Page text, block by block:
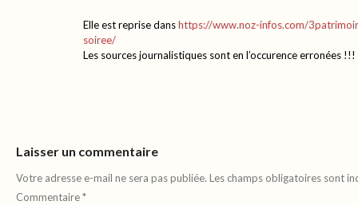
Elle est reprise danshttps://www.noz-infos.com/
soiree/
Les sources journalistiques sont en l’occurence erronées !!!
Laisser un commentaire
Votre adresse e-mail ne sera pas publiée. Les champs obligatoires sont
Commentaire*